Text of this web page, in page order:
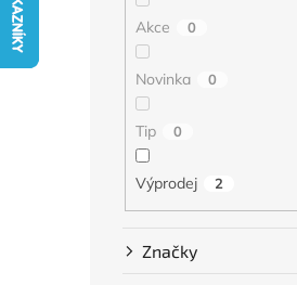
Akce 0
Novinka 0
Tip 0
Výprodej 2
Značky